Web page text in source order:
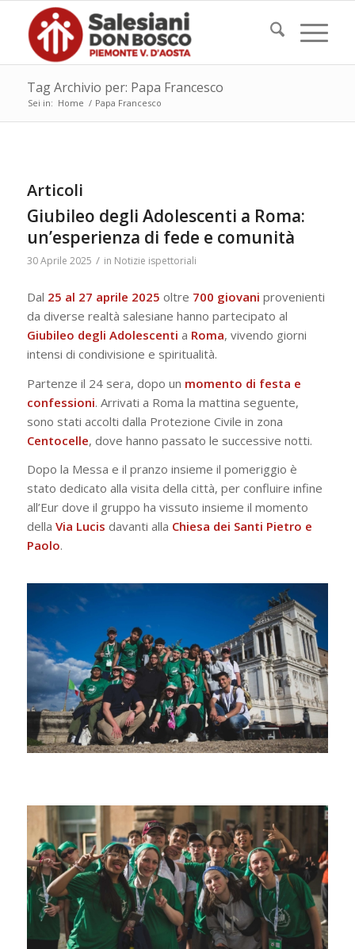
Tag Archivio per: Papa Francesco
Sei in: Home / Papa Francesco
Articoli
Giubileo degli Adolescenti a Roma:
un’esperienza di fede e comunità
30 Aprile 2025 / in Notizie ispettoriali
Dal 25 al 27 aprile 2025 oltre 700 giovani provenienti
da diverse realtà salesiane hanno partecipato al
Giubileo degli Adolescenti a Roma, vivendo giorni
intensi di condivisione e spiritualità.
Partenze il 24 sera, dopo un momento di festa e
confessioni. Arrivati a Roma la mattina seguente,
sono stati accolti dalla Protezione Civile in zona
Centocelle, dove hanno passato le successive notti.
Dopo la Messa e il pranzo insieme il pomeriggio è
stato dedicato alla visita della città, per confluire infine
all’Eur dove il gruppo ha vissuto insieme il momento
della Via Lucis davanti alla Chiesa dei Santi Pietro e
Paolo.